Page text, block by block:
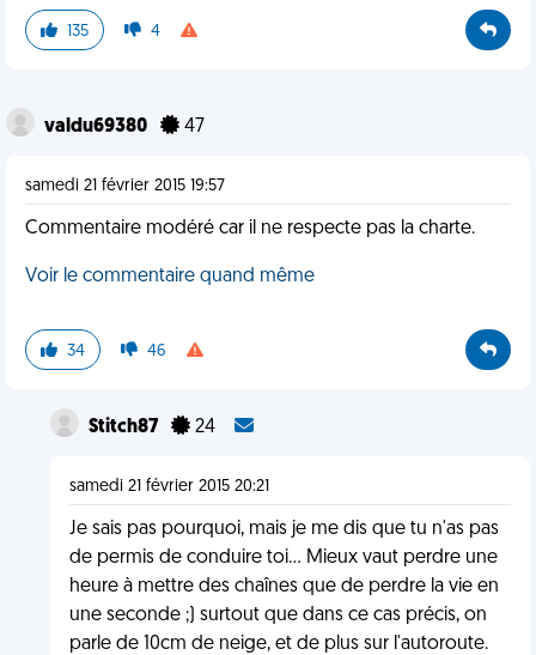
135 4
valdu69380 47
samedi 21 février 2015 19:57
Commentaire modéré car il ne respecte pas la charte.
Voir le commentaire quand même
34 46
Stitch87 24
samedi 21 février 2015 20:21
Je sais pas pourquoi, mais je me dis que tu n'as pas
de permis de conduire toi... Mieux vaut perdre une
heure à mettre des chaînes que de perdre la vie en
une seconde ;) surtout que dans ce cas précis, on
parle de 10cm de neige, et de plus sur l'autoroute.